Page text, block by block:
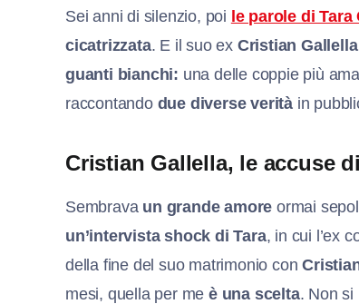
Sei anni di silenzio, poi le parole di Tara
cicatrizzata. E il suo ex Cristian Gallella
guanti bianchi: una delle coppie più
raccontando due diverse verità in
Cristian Gallella, le accuse
Sembrava un grande amoreormai
un’intervista shock di Tara, in cui l’ex
della fine del suo matrimonio con
mesi, quella per meè una scelta. Non si